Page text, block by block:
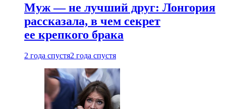
Муж — не лучший друг: Лонгория
рассказала, в чем секрет
ее крепкого брака
2 года спустя2 года спустя